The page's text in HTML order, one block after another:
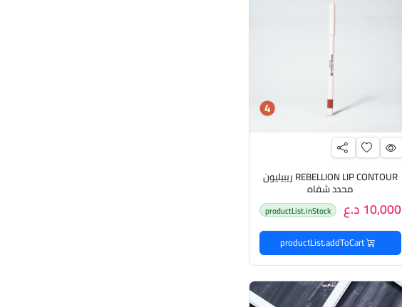
REBELLION LIP CONTOUR ريبيليون
محدد شفاه
10,000 د.ع productList.inStock
productList.addToCart